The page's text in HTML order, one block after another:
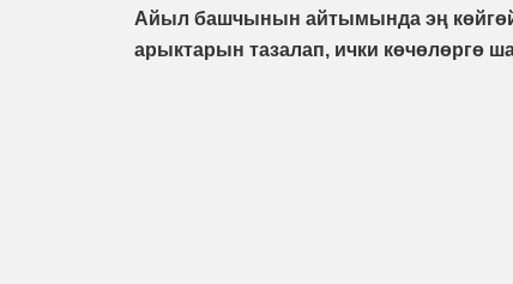
Айыл башчынын айтымында эң
арыктарын тазалап, ички көчөлөргө